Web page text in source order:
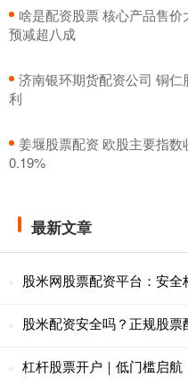
啥是配资股票 核心产品售
预减超八成
济南银环期货配资公司 铜
利
姜堰股票配资 欧股主要指
0.19%
最新文章
股米网股票配资平台：安
股米配资安全吗？正规股
杠杆股票开户｜低门槛启航